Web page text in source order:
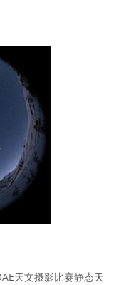
署名 4.0 国际 (CC BY
天文摄影比赛静态天